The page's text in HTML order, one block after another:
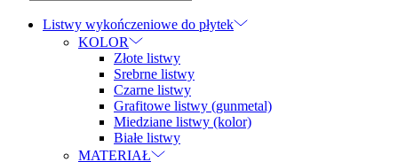
Listwy wykończeniowe do płytek
KOLOR
Złote listwy
Srebrne listwy
Czarne listwy
Grafitowe listwy (gunmetal)
Miedziane listwy (kolor)
Białe listwy
MATERIAŁ